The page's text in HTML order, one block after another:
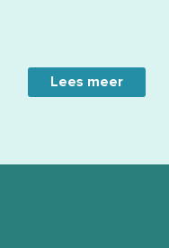
Lees meer